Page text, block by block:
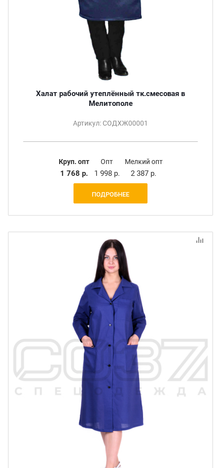
Халат рабочий утеплённый тк.смесовая в
Мелитополе
Артикул: СОДХЖ00001
Круп. опт
1 768 р.
Опт
1 998 р.
Мелкий опт
2 387 р.
ПОДРОБНЕЕ